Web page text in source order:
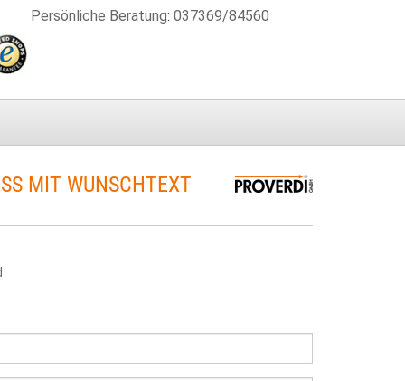
Persönliche Beratung: 037369/84560
MIT WUNSCHTEXT